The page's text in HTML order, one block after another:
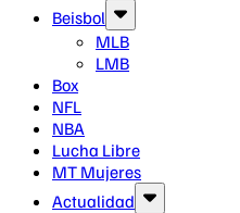
Beisbol
MLB
LMB
Box
NFL
NBA
Lucha Libre
MT Mujeres
Actualidad